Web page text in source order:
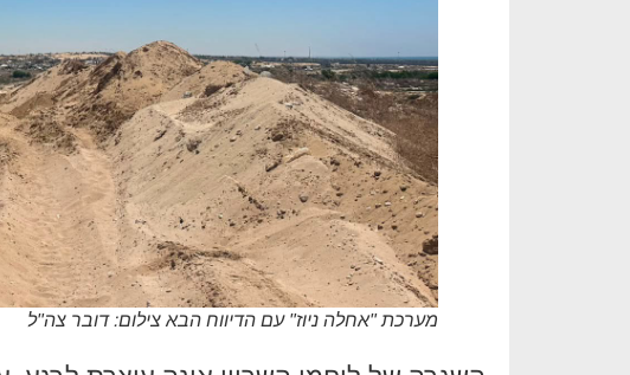
מערכת "אחלה ניוז" עם הדיווח הבא צילום: דובר צה"ל